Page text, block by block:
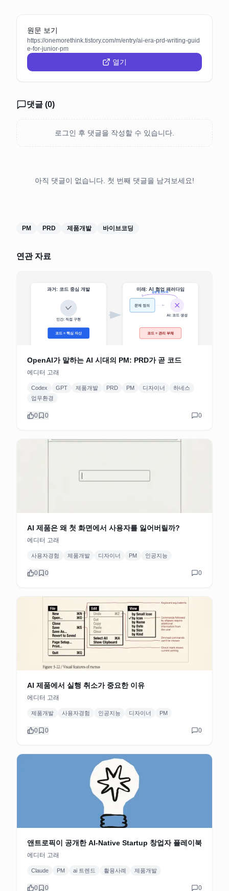
원문 보기
https://onemorethink.tistory.com/m/entry/ai-era-prd-writing-guid
e-for-junior-pm
열기
댓글 (0)
로그인 후 댓글을 작성할 수 있습니다.
아직 댓글이 없습니다. 첫 번째 댓글을 남겨보세요!
PM PRD 제품개발 바이브코딩
연관 자료
OpenAI가 말하는 AI 시대의 PM: PRD가 곧 코드
에디터 고래
Codex GPT 제품개발 PRD PM 디자이너
하네스
업무환경
0 0 0
AI 제품은 왜 첫 화면에서 사용자를 잃어버릴까?
에디터 고래
사용자경험 제품개발 디자이너 PM 인공지능
0 0 0
AI 제품에서 실행 취소가 중요한 이유
에디터 고래
제품개발 사용자경험 인공지능 디자이너 PM
0 0 0
앤트로픽이 공개한 AI-Native Startup 창업자 플레이북
에디터 고래
Claude PM ai 트렌드 활용사례 제품개발
0 0 0